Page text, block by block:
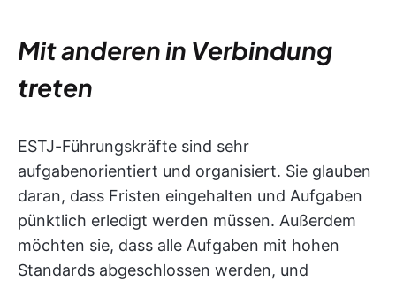
Mit anderen in Verbindung
treten
ESTJ-Führungskräfte sind sehr
aufgabenorientiert und organisiert. Sie glauben
daran, dass Fristen eingehalten und Aufgaben
pünktlich erledigt werden müssen. Außerdem
möchten sie, dass alle Aufgaben mit hohen
Standards abgeschlossen werden, und